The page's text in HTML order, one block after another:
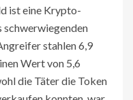
isteine Krypto-
schwerwiegenden
stahlen 6,9
Wert von 5,6
die Täter die Token